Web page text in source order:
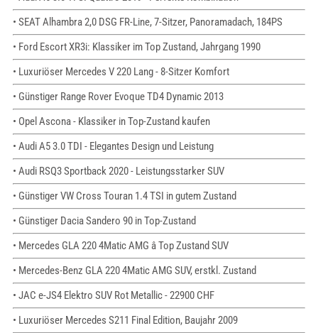
• SEAT Alhambra 2,0 DSG FR-Line, 7-Sitzer, Panoramadach, 184PS
• Ford Escort XR3i: Klassiker im Top Zustand, Jahrgang 1990
• Luxuriöser Mercedes V 220 Lang - 8-Sitzer Komfort
• Günstiger Range Rover Evoque TD4 Dynamic 2013
• Opel Ascona - Klassiker in Top-Zustand kaufen
• Audi A5 3.0 TDI - Elegantes Design und Leistung
• Audi RSQ3 Sportback 2020 - Leistungsstarker SUV
• Günstiger VW Cross Touran 1.4 TSI in gutem Zustand
• Günstiger Dacia Sandero 90 in Top-Zustand
• Mercedes GLA 220 4Matic AMG â Top Zustand SUV
• Mercedes-Benz GLA 220 4Matic AMG SUV, erstkl. Zustand
• JAC e-JS4 Elektro SUV Rot Metallic - 22900 CHF
• Luxuriöser Mercedes S211 Final Edition, Baujahr 2009